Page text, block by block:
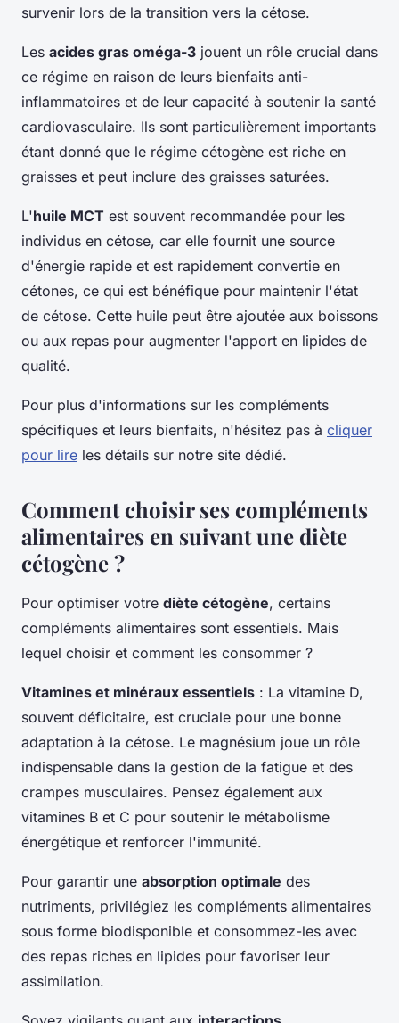
survenir lors de la transition vers la cétose.
Les acides gras oméga-3 jouent un rôle crucial dans
ce régime en raison de leurs bienfaits anti-
inflammatoires et de leur capacité à soutenir la santé
cardiovasculaire. Ils sont particulièrement importants
étant donné que le régime cétogène est riche en
graisses et peut inclure des graisses saturées.
L'huile MCT est souvent recommandée pour les
individus en cétose, car elle fournit une source
d'énergie rapide et est rapidement convertie en
cétones, ce qui est bénéfique pour maintenir l'état
de cétose. Cette huile peut être ajoutée aux boissons
ou aux repas pour augmenter l'apport en lipides de
qualité.
Pour plus d'informations sur les compléments
spécifiques et leurs bienfaits, n'hésitez pas à cliquer
pour lire les détails sur notre site dédié.
Comment choisir ses compléments
alimentaires en suivant une diète
cétogène ?
Pour optimiser votre diète cétogène, certains
compléments alimentaires sont essentiels. Mais
lequel choisir et comment les consommer ?
Vitamines et minéraux essentiels : La vitamine D,
souvent déficitaire, est cruciale pour une bonne
adaptation à la cétose. Le magnésium joue un rôle
indispensable dans la gestion de la fatigue et des
crampes musculaires. Pensez également aux
vitamines B et C pour soutenir le métabolisme
énergétique et renforcer l'immunité.
Pour garantir une absorption optimale des
nutriments, privilégiez les compléments alimentaires
sous forme biodisponible et consommez-les avec
des repas riches en lipides pour favoriser leur
assimilation.